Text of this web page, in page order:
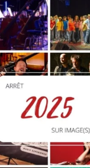
année de découvertes,